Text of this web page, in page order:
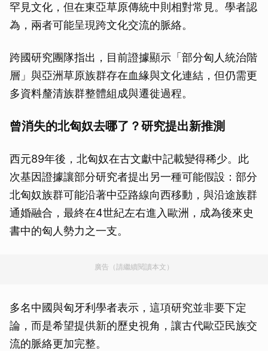
罕見文化，但在東亞草原傳統中則相對常見。學者認
為，兩者可能呈現跨文化交流的脈絡。
跨國研究團隊指出，目前證據顯示「部分匈人統治階
層」與亞洲草原族群存在血緣與文化連結，但仍需更
多資料釐清族群整體組成與遷徙過程。
曾消失的北匈奴去哪了？研究提出新推測
西元89年後，北匈奴在古文獻中記載變得稀少。此
次基因證據讓部分研究者提出另一種可能假設：部分
北匈奴族群可能沿著中亞路線向西移動，與沿途族群
通婚融合，最終在4世紀左右進入歐洲，成為後來史
書中的匈人勢力之一支。
廣告（請繼續閱讀本文）
多名中國與匈牙利學者表示，這項研究並非要下定
論，而是希望提供新的歷史視角，讓古代歐亞民族交
流的脈絡更加完整。